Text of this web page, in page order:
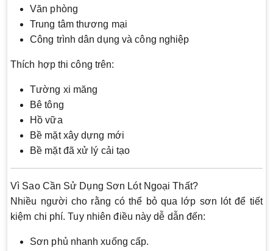
Văn phòng
Trung tâm thương mại
Công trình dân dụng và công nghiệp
Thích hợp thi công trên:
Tường xi măng
Bê tông
Hồ vữa
Bề mặt xây dựng mới
Bề mặt đã xử lý cải tạo
Vì Sao Cần Sử Dụng Sơn Lót Ngoại Thất?
Nhiều người cho rằng có thể bỏ qua lớp sơn lót để tiết
kiệm chi phí. Tuy nhiên điều này dễ dẫn đến:
Sơn phủ nhanh xuống cấp.